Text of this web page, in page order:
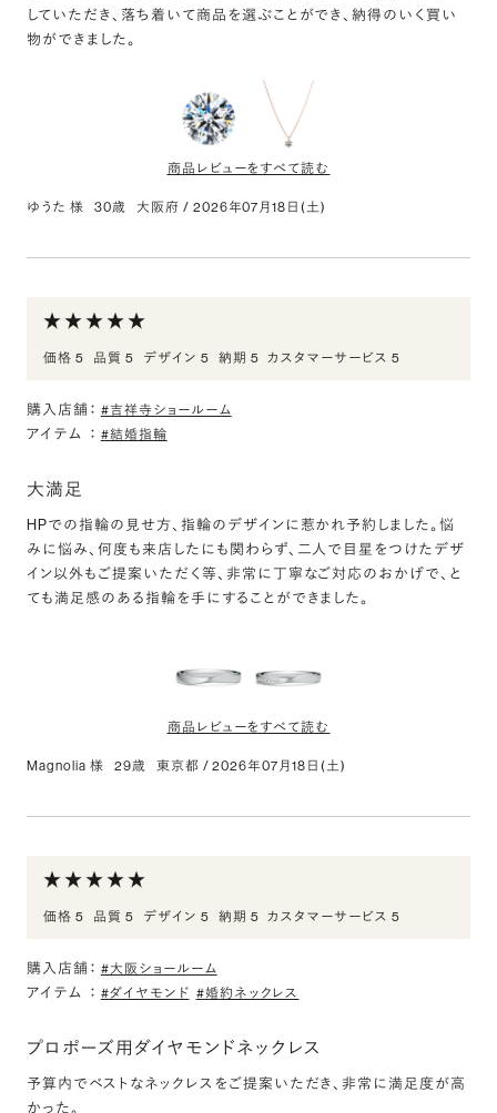
していただき、落ち着いて商品を選ぶことができ、納得のいく買い
物ができました。
商品レビューをすべて読む
サプライズで婚約ネックレス
パートナーの誕生日と同じカラット数のダイヤモンドにしました。丁
入することができました。
ペンダント 40cm 0.3ct
評価:
サプライズで婚約ネックレス
肌馴染みが良いカラーを希望したところ、ピンクゴールドをお薦め
いと思いサプライズで購入しました。
ゆうた 様 30歳 大阪府 / 2026年07月18日(土)
価格 5 品質 5 デザイン 5 納期 5 カスタマーサービス 5
購入店舗： #吉祥寺ショールーム
アイテム ： #結婚指輪
大満足
HPでの指輪の見せ方、指輪のデザインに惹かれ予約しました。悩
みに悩み、何度も来店したにも関わらず、二人で目星をつけたデザ
イン以外もご提案いただく等、非常に丁寧なご対応のおかげで、と
ても満足感のある指輪を手にすることができました。
商品レビューをすべて読む
結婚指輪
流線的なデザインとプラチナの質感が気に入りました。着け心地も
PT950 アントルティエ ダイヤモンド サイドエングレ
評価:
上品で素敵な指輪です！
Magnolia 様 29歳 東京都 /2026年07月18日(土)
価格 5 品質 5 デザイン 5 納期 5 カスタマーサービス 5
購入店舗： #大阪ショールーム
アイテム ： #ダイヤモンド #婚約ネックレス
プロポーズ用ダイヤモンドネックレス
予算内でベストなネックレスをご提案いただき、非常に満足度が高
かった。